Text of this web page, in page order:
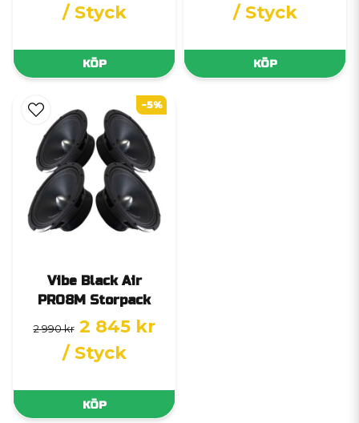
/ Styck
KÖP
/ Styck
KÖP
Vibe Black Air
PRO8M Storpack
2 990 kr 2 845 kr
/ Styck
KÖP
-5%